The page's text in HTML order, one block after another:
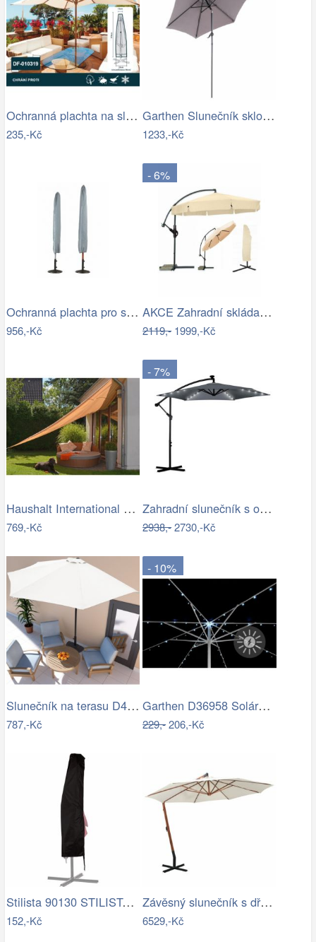
Ochranná plachta na slunečník 200-300 cm
235,-Kč
Garthen Slunečník sklopný s kličkou,…
1233,-Kč
Ochranná plachta pro slunečníky - GD
956,-Kč
- 6%
AKCE Zahradní skládací slunečník LEVI…
2119,-1999,-Kč
Haushalt International Stínící…
769,-Kč
- 7%
Zahradní slunečník s osvětlením PL-882,…
2938,-2730,-Kč
Slunečník na terasu D4163 krémová…
787,-Kč
- 10%
Garthen D36958 Solární blikající řetěz…
229,-206,-Kč
Stilista 90130 STILISTA Obal na 350 cm…
152,-Kč
Závěsný slunečník s dřevěnou tyčí Ø 350…
6529,-Kč